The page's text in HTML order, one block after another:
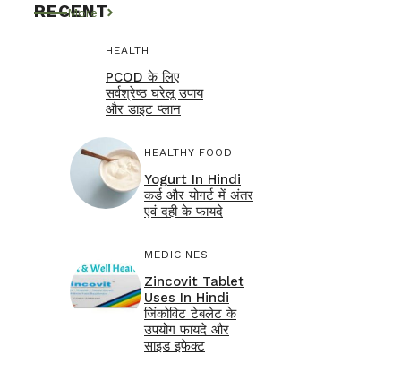
RECENT
More
HEALTH
PCOD के लिए
सर्वश्रेष्ठ घरेलू उपाय
और डाइट प्लान
HEALTHY FOOD
Yogurt In Hindi
कर्ड और योगर्ट में अंतर
एवं दही के फायदे
MEDICINES
Zincovit Tablet
Uses In Hindi
जिंकोविट टेबलेट के
उपयोग फायदे और
साइड इफेक्ट